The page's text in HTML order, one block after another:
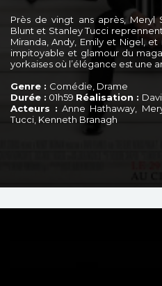
Près de vingt ans après, Meryl
Blunt et Stanley Tucci
Miranda, Andy, Emily et Nigel,
impitoyable et glamour du
yorkaises où l’élégance est une
Genre : Comédie, Drame
Durée : 01h59 Réalisation :
Acteurs : Anne Hathaway,
Tucci, Kenneth Branagh